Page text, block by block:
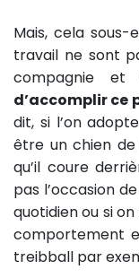
Mais, cela
travail ne sont
compagnie
d’accomplir ce
dit, si l’on
être un chien
qu’il coure
pas l’occasion
quotidien ou si
comportement
treibball par